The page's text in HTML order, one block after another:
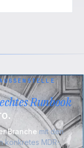
echtes Runbook
Branche mit den
konkretes MDR-